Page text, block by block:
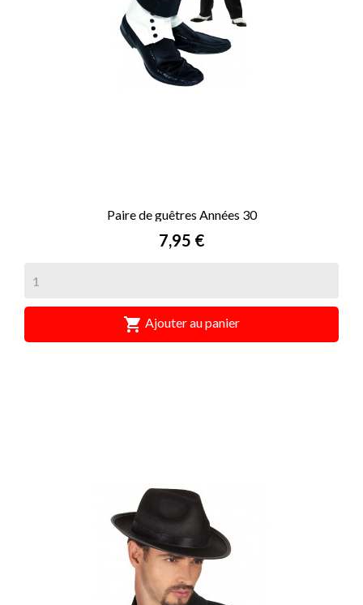
Paire de guêtres Années 30
Prix
7,95 €
 Ajouter au panier